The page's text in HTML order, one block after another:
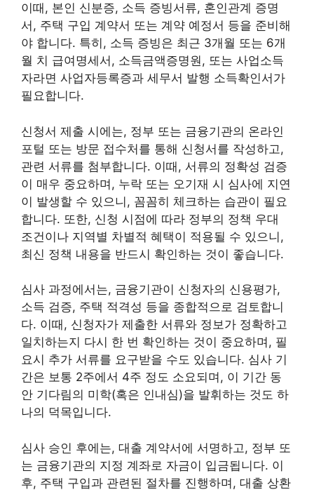
이때, 본인 신분증, 소득 증빙서류, 혼인관계 증명
서, 주택 구입 계약서 또는 계약 예정서 등을 준비해
야 합니다. 특히, 소득 증빙은 최근 3개월 또는 6개
월 치 급여명세서, 소득금액증명원, 또는 사업소득
자라면 사업자등록증과 세무서 발행 소득확인서가
필요합니다.
신청서 제출 시에는, 정부 또는 금융기관의 온라인
포털 또는 방문 접수처를 통해 신청서를 작성하고,
관련 서류를 첨부합니다. 이때, 서류의 정확성 검증
이 매우 중요하며, 누락 또는 오기재 시 심사에 지연
이 발생할 수 있으니, 꼼꼼히 체크하는 습관이 필요
합니다. 또한, 신청 시점에 따라 정부의 정책 우대
조건이나 지역별 차별적 혜택이 적용될 수 있으니,
최신 정책 내용을 반드시 확인하는 것이 좋습니다.
심사 과정에서는, 금융기관이 신청자의 신용평가,
소득 검증, 주택 적격성 등을 종합적으로 검토합니
다. 이때, 신청자가 제출한 서류와 정보가 정확하고
일치하는지 다시 한 번 확인하는 것이 중요하며, 필
요시 추가 서류를 요구받을 수도 있습니다. 심사 기
간은 보통 2주에서 4주 정도 소요되며, 이 기간 동
안 기다림의 미학(혹은 인내심)을 발휘하는 것도 하
나의 덕목입니다.
심사 승인 후에는, 대출 계약서에 서명하고, 정부 또
는 금융기관의 지정 계좌로 자금이 입금됩니다. 이
후, 주택 구입과 관련된 절차를 진행하며, 대출 상환